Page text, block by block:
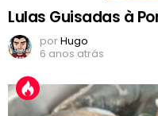
Lulas Guisadas à
porHugo
6 anos atrás